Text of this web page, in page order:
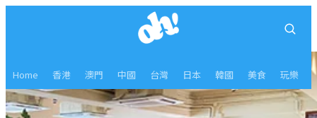
Home 香港 澳門 中國 台灣 日本 韓國 美食 玩樂